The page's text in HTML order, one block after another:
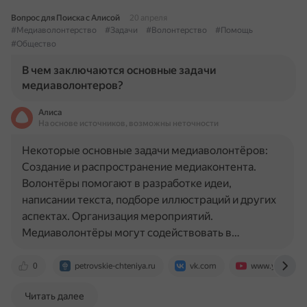
Вопрос для Поиска с Алисой
20 апреля
#Медиаволонтерство
#Задачи #Волонтерство
#Помощь
#Общество
В чем заключаются основные задачи
медиаволонтеров?
Алиса
На основе источников, возможны неточности
0 petrovskie-chteniya.ru vk.com
Некоторые основные задачи медиаволонтёров:
Создание и распространение медиаконтента.
Волонтёры помогают в разработке идеи,
написании текста, подборе иллюстраций и других
аспектах. Организация мероприятий.
Медиаволонтёры могут содействовать в…
Читать далее